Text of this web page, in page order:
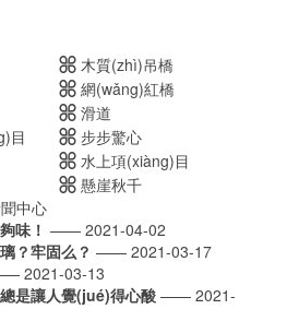
木質(zhì)吊橋
網(wǎng)紅橋
滑道
目
步步驚心
水上項(xiàng)目
懸崖秋千
中心
！ —— 2021-04-02
牢固么？ —— 2021-03-17
2021-03-13
是讓人覺(jué)得心酸 —— 2021-